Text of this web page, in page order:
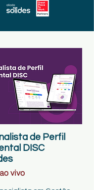
de Perfil
DISC
vivo